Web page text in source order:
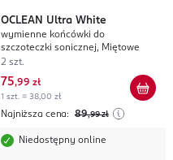
OCLEAN Ultra White
wymienne końcówki do
szczoteczki sonicznej, Miętowe
2 szt.
75,99 zł
1 szt. = 38,00 zł
Najniższa cena: 89,99 zł
Niedostępny online